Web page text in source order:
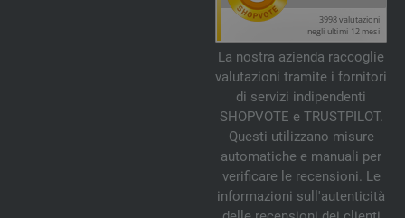
La nostra azienda raccoglie
valutazioni tramite i fornitori
di servizi indipendenti
SHOPVOTE e TRUSTPILOT.
Questi utilizzano misure
automatiche e manuali per
verificare le recensioni. Le
informazioni sull'autenticità